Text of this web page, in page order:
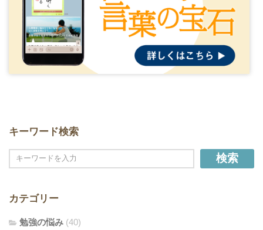
キーワード検索
検索
カテゴリー
勉強の悩み (40)